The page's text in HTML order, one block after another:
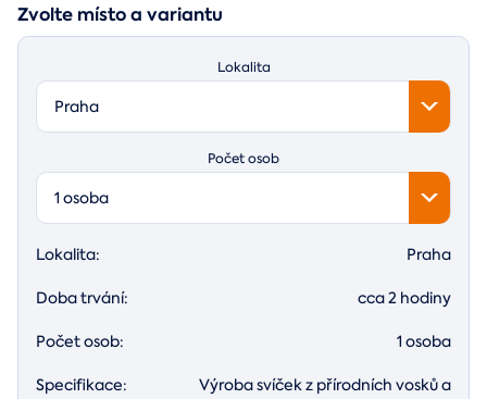
Zvolte místo a variantu
Lokalita
Praha
Počet osob
1 osoba
Lokalita: Praha
Doba trvání: cca 2 hodiny
Počet osob: 1 osoba
Specifikace:
Výroba svíček z přírodních vosků a